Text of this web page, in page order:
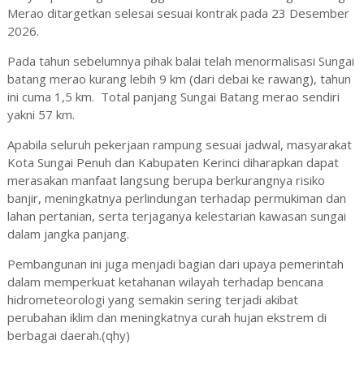
Merao ditargetkan selesai sesuai kontrak pada 23 Desember
2026.
Pada tahun sebelumnya pihak balai telah menormalisasi Sungai
batang merao kurang lebih 9 km (dari debai ke rawang), tahun
ini cuma 1,5 km. Total panjang Sungai Batang merao sendiri
yakni 57 km.
Apabila seluruh pekerjaan rampung sesuai jadwal, masyarakat
Kota Sungai Penuh dan Kabupaten Kerinci diharapkan dapat
merasakan manfaat langsung berupa berkurangnya risiko
banjir, meningkatnya perlindungan terhadap permukiman dan
lahan pertanian, serta terjaganya kelestarian kawasan sungai
dalam jangka panjang.
Pembangunan ini juga menjadi bagian dari upaya pemerintah
dalam memperkuat ketahanan wilayah terhadap bencana
hidrometeorologi yang semakin sering terjadi akibat
perubahan iklim dan meningkatnya curah hujan ekstrem di
berbagai daerah.(qhy)